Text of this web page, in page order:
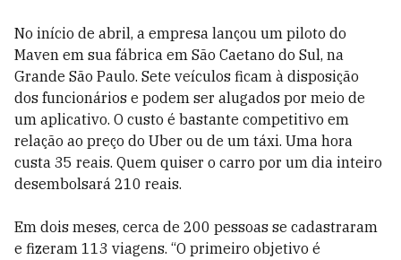
No início de abril, a empresa lançou um piloto do
Maven em sua fábrica em São Caetano do Sul, na
Grande São Paulo. Sete veículos ficam à disposição
dos funcionários e podem ser alugados por meio de
um aplicativo. O custo é bastante competitivo em
relação ao preço do Uber ou de um táxi. Uma hora
custa 35 reais. Quem quiser o carro por um dia inteiro
desembolsará 210 reais.
Em dois meses, cerca de 200 pessoas se cadastraram
e fizeram 113 viagens. “O primeiro objetivo é